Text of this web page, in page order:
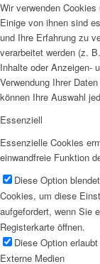
Wir verwenden
Einige von ihnen sind
und Ihre Erfahrung zu
verarbeitet werden (z.
Inhalte oder Anzeigen-
Verwendung Ihrer
können Ihre Auswahl
Essenziell
Essenzielle Cookies
einwandfreie Funktion
Diese Option
Cookies, um diese
aufgefordert, wenn Sie
Registerkarte öffnen.
Diese Option
Externe Medien